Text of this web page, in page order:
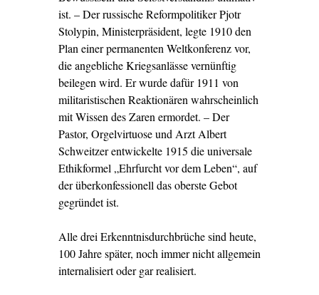
ist. – Der russische Reformpolitiker Pjotr
Stolypin, Ministerpräsident, legte 1910 den
Plan einer permanenten Weltkonferenz vor,
die angebliche Kriegsanlässe vernünftig
beilegen wird. Er wurde dafür 1911 von
militaristischen Reaktionären wahrscheinlich
mit Wissen des Zaren ermordet. – Der
Pastor, Orgelvirtuose und Arzt Albert
Schweitzer entwickelte 1915 die universale
Ethikformel „Ehrfurcht vor dem Leben“, auf
der überkonfessionell das oberste Gebot
gegründet ist.
Alle drei Erkenntnisdurchbrüche sind heute,
100 Jahre später, noch immer nicht allgemein
internalisiert oder gar realisiert.